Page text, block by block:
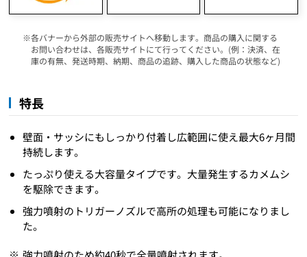
各バナーから外部の販売サイトへ移動します。商品の購入に関する
お問い合わせは、各販売サイトにて行ってください。(例：決済、在
庫の有無、発送時期、納期、商品の追跡、購入した商品の状態など)
特長
壁面・サッシにもしっかり付着し広範囲に使え最大6ヶ月間
持続します。
たっぷり使える大容量タイプです。大量発生するカメムシ
を駆除できます。
強力噴射のトリガーノズルで高所の処理も可能になりまし
た。